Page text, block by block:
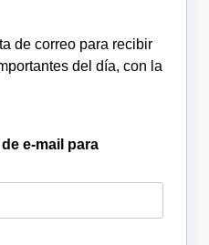
de correo para recibir
del día, con la
e-mail para